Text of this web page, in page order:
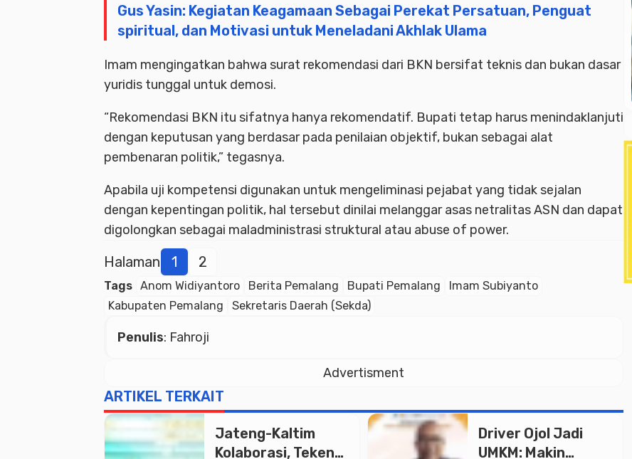
Gus Yasin: Kegiatan Keagamaan Sebagai Perekat Persatuan, Penguat
spiritual, dan Motivasi untuk Meneladani Akhlak Ulama
Imam mengingatkan bahwa surat rekomendasi dari BKN bersifat teknis dan bukan dasar
yuridis tunggal untuk demosi.
“Rekomendasi BKN itu sifatnya hanya rekomendatif. Bupati tetap harus menindaklanjuti
dengan keputusan yang berdasar pada penilaian objektif, bukan sebagai alat
pembenaran politik,” tegasnya.
Apabila uji kompetensi digunakan untuk mengeliminasi pejabat yang tidak sejalan
dengan kepentingan politik, hal tersebut dinilai melanggar asas netralitas ASN dan dapat
digolongkan sebagai maladministrasi struktural atau abuse of power.
Halaman 1 2
Tags Anom Widiyantoro Berita Pemalang Bupati Pemalang
Imam Subiyanto
Kabupaten Pemalang
Sekretaris Daerah (Sekda)
Penulis: Fahroji
Advertisment
ARTIKEL TERKAIT
Jateng-Kaltim
Kolaborasi, Teken
Driver Ojol Jadi
UMKM: Makin